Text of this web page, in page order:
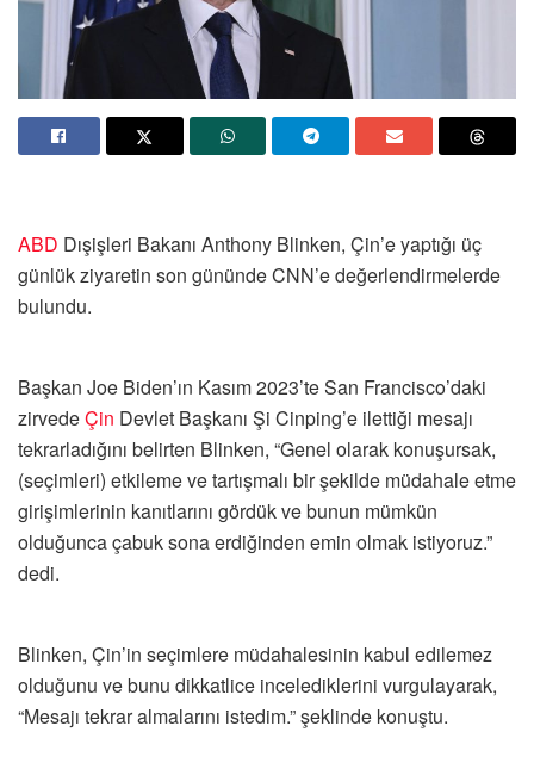
ABD Dışişleri Bakanı Anthony Blinken, Çin’e yaptığı üç
günlük ziyaretin son gününde CNN’e değerlendirmelerde
bulundu.
Başkan Joe Biden’ın Kasım 2023’te San Francisco’daki
zirvedeÇin Devlet Başkanı Şi Cinping’e ilettiği mesajı
tekrarladığını belirten Blinken, “Genel olarak konuşursak,
(seçimleri) etkileme ve tartışmalı bir şekilde müdahale etme
girişimlerinin kanıtlarını gördük ve bunun mümkün
olduğunca çabuk sona erdiğinden emin olmak istiyoruz.”
dedi.
Blinken, Çin’in seçimlere müdahalesinin kabul edilemez
olduğunu ve bunu dikkatlice incelediklerini vurgulayarak,
“Mesajı tekrar almalarını istedim.” şeklinde konuştu.